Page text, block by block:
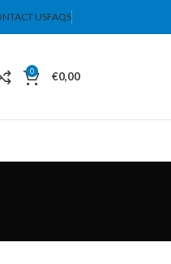
USFAQS
0 €0,00